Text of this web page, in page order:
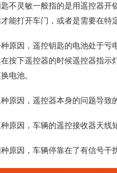
不灵敏一般指的是用遥控器开
能打开车门，或者是需要在特
原因，遥控钥匙的电池处于亏
按下遥控器的时候遥控器指
电池。
原因，遥控器本身的问题导致
原因，车辆的遥控接收器天线
原因，车辆停靠在了有信号干